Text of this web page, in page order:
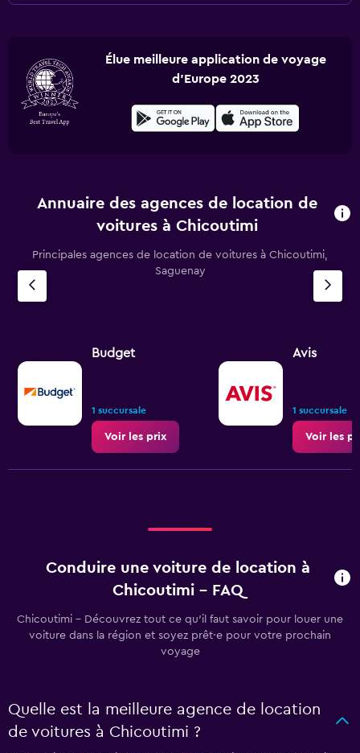
Élue meilleure application de voyage
d'Europe 2023
Annuaire des agences de location de
voitures à Chicoutimi
Principales agences de location de voitures à Chicoutimi,
Saguenay
Budget
1 succursale
Voir les prix
Avis
1 succursale
Voir les
Conduire une voiture de location à
Chicoutimi - FAQ
Chicoutimi - Découvrez tout ce qu’il faut savoir pour louer une
voiture dans la région et soyez prêt·e pour votre prochain
voyage
Quelle est la meilleure agence de location
de voitures à Chicoutimi ?